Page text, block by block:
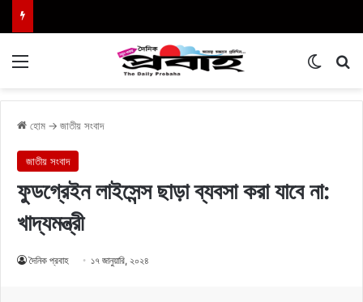
হোম → জাতীয় সংবাদ
জাতীয় সংবাদ
ফুডগ্রেইন লাইসেন্স ছাড়া ব্যবসা করা যাবে না:
খাদ্যমন্ত্রী
দৈনিক প্রবাহ ১৭ জানুয়ারি, ২০২৪